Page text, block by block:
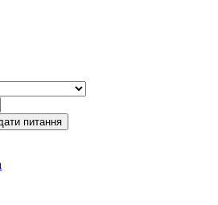
питання